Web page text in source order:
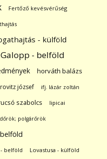
Fertőző kevésvérűség
- külföld
Galopp - belföld
horváth balázs
józsef ifj. lázár zoltán
szabolcs lipicai
polgárőrök
- belföld Lovastusa - külföld